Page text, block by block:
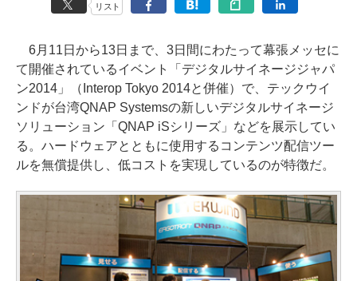
リスト
6月11日から13日まで、3日間にわたって幕張メッセに
て開催されているイベント「デジタルサイネージジャパ
ン2014」（Interop Tokyo 2014と併催）で、テックウイ
ンドが台湾QNAP Systemsの新しいデジタルサイネージ
ソリューション「QNAP iSシリーズ」などを展示してい
る。ハードウェアとともに使用するコンテンツ配信ツー
ルを無償提供し、低コストを実現しているのが特徴だ。